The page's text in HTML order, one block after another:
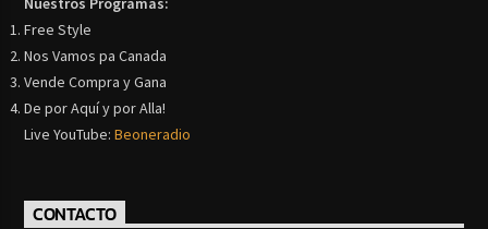
Free Style
Nos Vamos pa Canada
Vende Compra y Gana
De por Aquí y por Alla!
Live YouTube:Beoneradio
CONTACTO